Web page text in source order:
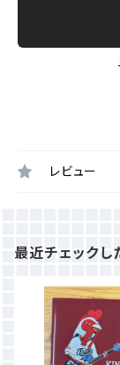
レビュー
最近チェックし